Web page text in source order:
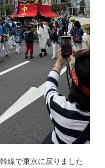
線で東京に戻りました